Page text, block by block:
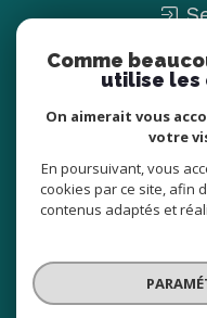
© 2026 | TOUS DROITS
PLAN DU
Comme
utilise les
On aimerait vous
votre
En poursuivant, vous
cookies par ce site, afin
contenus adaptés et